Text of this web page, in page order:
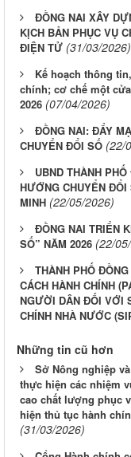
ĐỒNG NAI XÂY
KỊCH BẢN PHỤC VỤ
ĐIỆN TỬ (31/03/2026)
Kế hoạch thông
chính; cơ chế một
2026 (07/04/2026)
ĐỒNG NAI: ĐẨY
CHUYỂN ĐỔI SỐ (22/
UBND THÀNH
HƯỚNG CHUYỂN ĐỔI
MINH (22/05/2026)
ĐỒNG NAI TRIỂN
SỐ” NĂM 2026 (22/
THÀNH PHỐ
CÁCH HÀNH CHÍNH
NGƯỜI DÂN ĐỐI VỚI
CHÍNH NHÀ NƯỚC
Những tin cũ hơn
Sở Nông nghiệp
thực hiện các nhiệm
cao chất lượng phục
hiện thủ tục hành
(31/03/2026)